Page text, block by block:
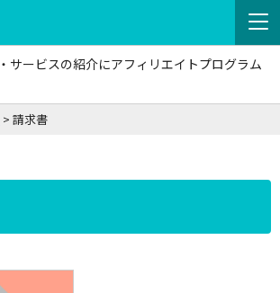
サービスの紹介にアフィリエイトプログラム
請求書